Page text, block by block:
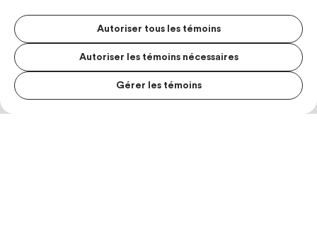
Autoriser tous les témoins
Autoriser les témoins nécessaires
Gérer les témoins
MENU